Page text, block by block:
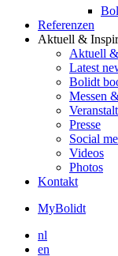
Referenzen
Aktuell &
Aktuell
Latest
Bolidt
Messen
Presse
Social
Videos
Photos
Kontakt
MyBolidt
nl
en